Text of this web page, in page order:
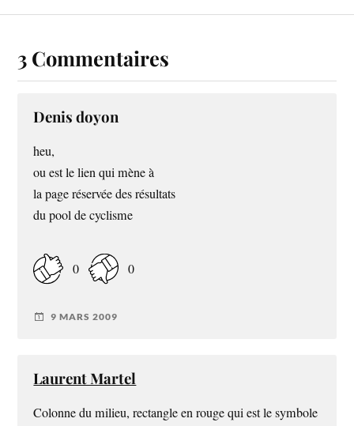
3 Commentaires
Denis doyon
heu,
ou est le lien qui mène à
la page réservée des résultats
du pool de cyclisme
0 0
9 MARS 2009
Laurent Martel
Colonne du milieu, rectangle en rouge qui est le symbole